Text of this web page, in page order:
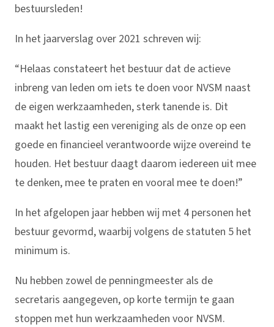
bestuursleden!
In het jaarverslag over 2021 schreven wij:
“Helaas constateert het bestuur dat de actieve
inbreng van leden om iets te doen voor NVSM naast
de eigen werkzaamheden, sterk tanende is. Dit
maakt het lastig een vereniging als de onze op een
goede en financieel verantwoorde wijze overeind te
houden. Het bestuur daagt daarom iedereen uit mee
te denken, mee te praten en vooral mee te doen!”
In het afgelopen jaar hebben wij met 4 personen het
bestuur gevormd, waarbij volgens de statuten 5 het
minimum is.
Nu hebben zowel de penningmeester als de
secretaris aangegeven, op korte termijn te gaan
stoppen met hun werkzaamheden voor NVSM.